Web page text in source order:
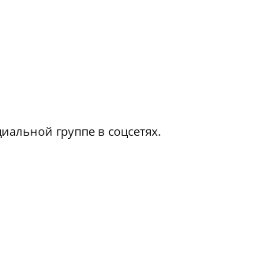
группе в соцсетях.